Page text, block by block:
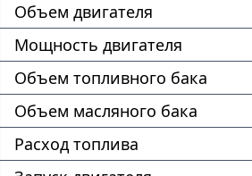
Объем двигателя
Мощность двигателя
Объем топливного бака
Объем масляного бака
Расход топлива